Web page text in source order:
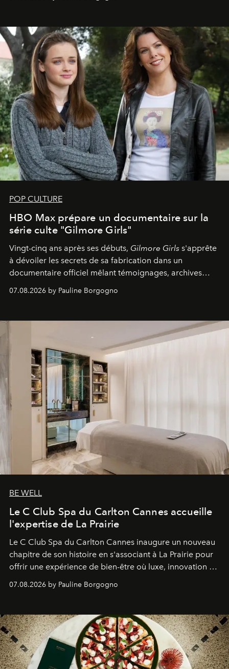
POP CULTURE
HBO Max prépare un documentaire sur la
série culte "Gilmore Girls"
Vingt-cinq ans après ses débuts, Gilmore Girls s'apprête
à dévoiler les secrets de sa fabrication dans un
documentaire officiel mêlant témoignages, archives
inédites et plongée dans les coulisses d'un phénomène
générationnel.
07.08.2026 by Pauline Borgogno
BE WELL
Le C Club Spa du Carlton Cannes accueille
l'expertise de La Prairie
Le C Club Spa du Carlton Cannes inaugure un nouveau
chapitre de son histoire en s'associant à La Prairie pour
offrir une expérience de bien-être où luxe, innovation et
expertise se rencontrent.
07.08.2026 by Pauline Borgogno